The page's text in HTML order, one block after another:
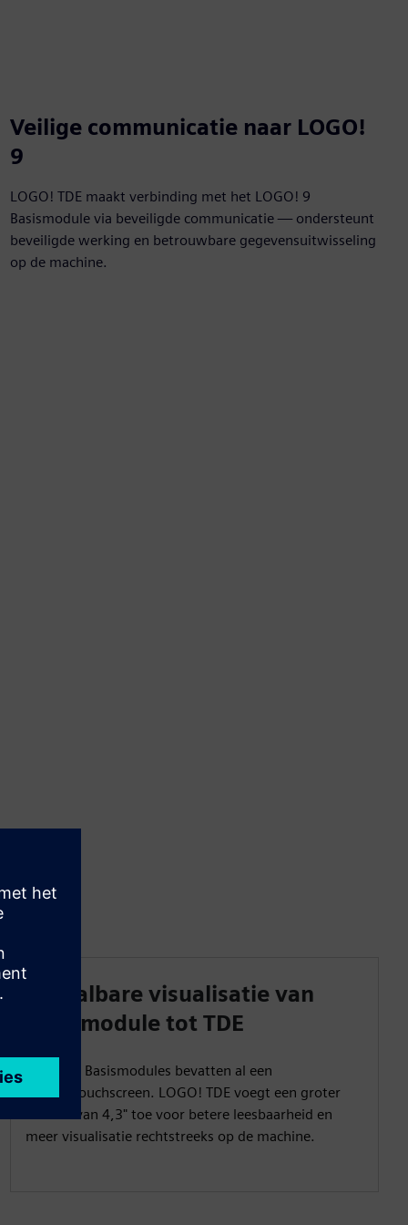
Veilige communicatie naar LOGO!
9
LOGO! TDE maakt verbinding met het LOGO! 9
Basismodule via beveiligde communicatie — ondersteunt
beveiligde werking en betrouwbare gegevensuitwisseling
op de machine.
Schaalbare visualisatie van
basismodule tot TDE
LOGO! 9 Basismodules bevatten al een
kleurentouchscreen. LOGO! TDE voegt een groter
scherm van 4,3" toe voor betere leesbaarheid en
meer visualisatie rechtstreeks op de machine.